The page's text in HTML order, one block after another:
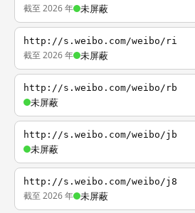
截至 2026 年 未屏蔽
http://s.weibo.com/weibo/ri
截至 2026 年 未屏蔽
http://s.weibo.com/weibo/rb
未屏蔽
http://s.weibo.com/weibo/jb
未屏蔽
http://s.weibo.com/weibo/j8
截至 2026 年 未屏蔽